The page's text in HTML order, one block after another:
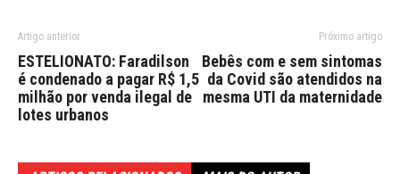
Artigo anterior
ESTELIONATO: Faradilson
é condenado a pagar R$ 1,5
milhão por venda ilegal de
lotes urbanos
Próximo artigo
Bebês com e sem sintomas
da Covid são atendidos na
mesma UTI da maternidade